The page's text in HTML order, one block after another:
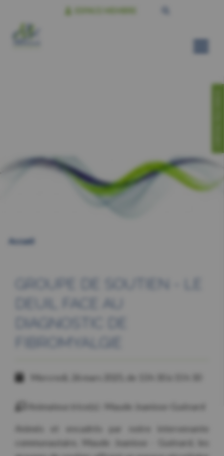
Accueil
GROUPE DE SOUTIEN - LE
DEUIL FACE AU
DIAGNOSTIC DE
FIBROMYALGIE
Mercredi, 26 mars 2025, de 13 h 30 à 15 h 30
Animateur.trice(s) : Maude Joanisse-Guénard
Animés et encadrés par notre intervenante
communautaire, Maude Joanisse - Guénard, les